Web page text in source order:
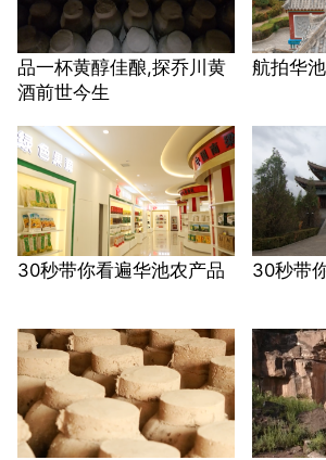
品一杯黄醇佳酿,探乔川黄
酒前世今生
航拍华
30秒带你看遍华池农产品 30秒带